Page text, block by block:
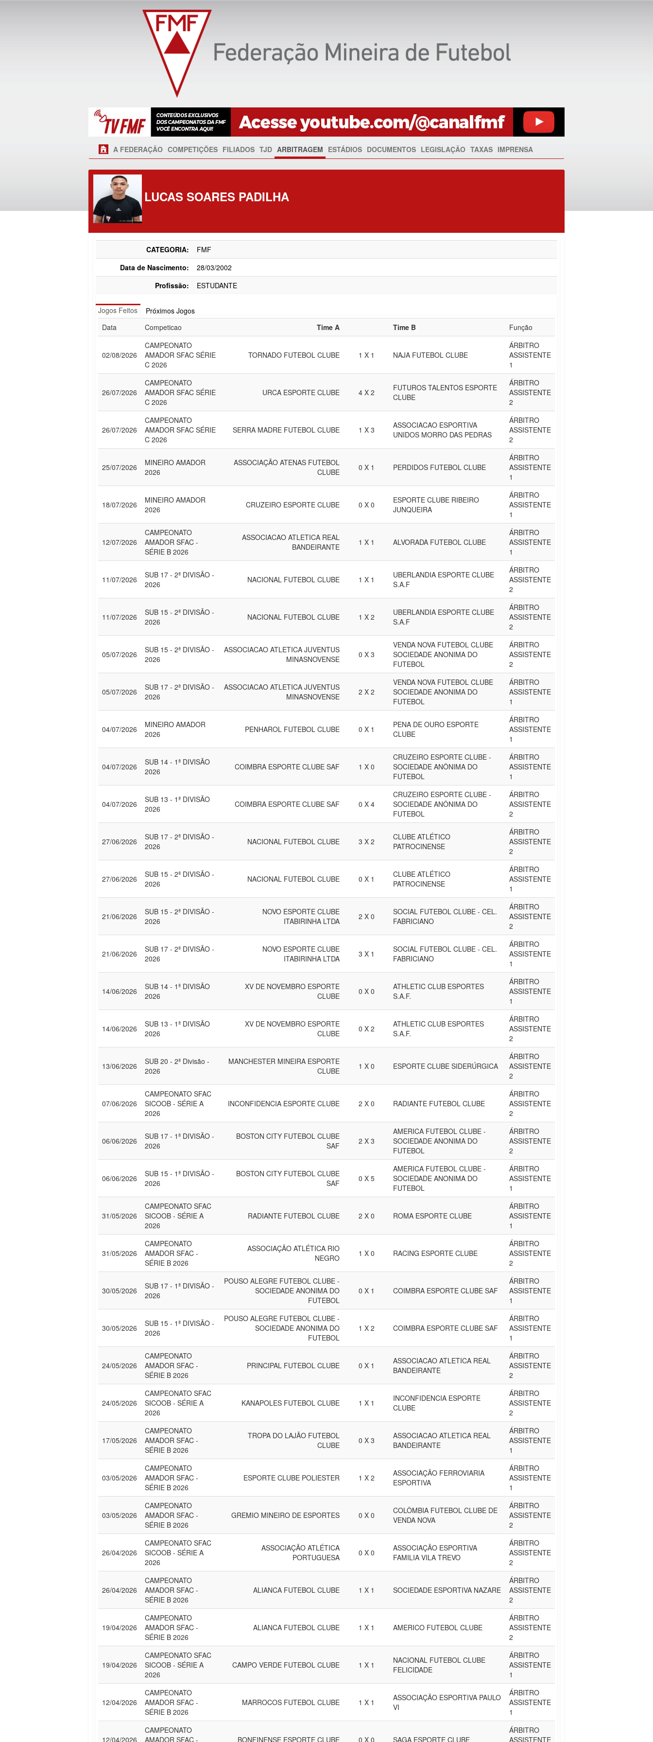
A FEDERAÇÃO COMPETIÇÕES FILIADOS TJD ARBITRAGEM ESTÁDIOS DOCUMENTOS LEGISLAÇÃO TAXAS IMPRENSA
LUCAS SOARES PADILHA
CATEGORIA:
FMF
Data de Nascimento:
28/03/2002
Profissão:
ESTUDANTE
Jogos Feitos
Próximos Jogos
Data
Competicao Time A Time B Função
02/08/2026
CAMPEONATO
AMADOR SFAC SÉRIE
C 2026
TORNADO FUTEBOL CLUBE 1 X 1 NAJA FUTEBOL CLUBE
ÁRBITRO
ASSISTENTE
1
26/07/2026
CAMPEONATO
AMADOR SFAC SÉRIE
C 2026
URCA ESPORTE CLUBE 4 X 2
FUTUROS TALENTOS ESPORTE
CLUBE
ÁRBITRO
ASSISTENTE
2
26/07/2026
CAMPEONATO
AMADOR SFAC SÉRIE
C 2026
SERRA MADRE FUTEBOL CLUBE 1 X 3
ASSOCIACAO ESPORTIVA
UNIDOS MORRO DAS PEDRAS
ÁRBITRO
ASSISTENTE
2
25/07/2026
MINEIRO AMADOR
2026
ASSOCIAÇÃO ATENAS FUTEBOL
CLUBE
0 X 1 PERDIDOS FUTEBOL CLUBE
ÁRBITRO
ASSISTENTE
1
18/07/2026
MINEIRO AMADOR
2026
CRUZEIRO ESPORTE CLUBE 0 X 0
ESPORTE CLUBE RIBEIRO
JUNQUEIRA
ÁRBITRO
ASSISTENTE
1
12/07/2026
CAMPEONATO
AMADOR SFAC -
SÉRIE B 2026
ASSOCIACAO ATLETICA REAL
BANDEIRANTE
1 X 1 ALVORADA FUTEBOL CLUBE
ÁRBITRO
ASSISTENTE
1
11/07/2026
SUB 17 - 2ª DIVISÃO -
2026
NACIONAL FUTEBOL CLUBE 1 X 1
UBERLANDIA ESPORTE CLUBE
S.A.F
ÁRBITRO
ASSISTENTE
2
11/07/2026
SUB 15 - 2ª DIVISÃO -
2026
NACIONAL FUTEBOL CLUBE 1 X 2
UBERLANDIA ESPORTE CLUBE
S.A.F
ÁRBITRO
ASSISTENTE
2
05/07/2026
SUB 15 - 2ª DIVISÃO -
2026
ASSOCIACAO ATLETICA JUVENTUS
MINASNOVENSE
0 X 3
VENDA NOVA FUTEBOL CLUBE
SOCIEDADE ANONIMA DO
FUTEBOL
ÁRBITRO
ASSISTENTE
2
05/07/2026
SUB 17 - 2ª DIVISÃO -
2026
ASSOCIACAO ATLETICA JUVENTUS
MINASNOVENSE
2 X 2
VENDA NOVA FUTEBOL CLUBE
SOCIEDADE ANONIMA DO
FUTEBOL
ÁRBITRO
ASSISTENTE
1
04/07/2026
MINEIRO AMADOR
2026
PENHAROL FUTEBOL CLUBE 0 X 1
PENA DE OURO ESPORTE
CLUBE
ÁRBITRO
ASSISTENTE
1
04/07/2026
SUB 14 - 1ª DIVISÃO
2026
COIMBRA ESPORTE CLUBE SAF 1 X 0
CRUZEIRO ESPORTE CLUBE -
SOCIEDADE ANÔNIMA DO
FUTEBOL
ÁRBITRO
ASSISTENTE
1
04/07/2026
SUB 13 - 1ª DIVISÃO
2026
COIMBRA ESPORTE CLUBE SAF 0 X 4
CRUZEIRO ESPORTE CLUBE -
SOCIEDADE ANÔNIMA DO
FUTEBOL
ÁRBITRO
ASSISTENTE
2
27/06/2026
SUB 17 - 2ª DIVISÃO -
2026
NACIONAL FUTEBOL CLUBE 3 X 2
CLUBE ATLÉTICO
PATROCINENSE
ÁRBITRO
ASSISTENTE
2
27/06/2026
SUB 15 - 2ª DIVISÃO -
2026
NACIONAL FUTEBOL CLUBE 0 X 1
CLUBE ATLÉTICO
PATROCINENSE
ÁRBITRO
ASSISTENTE
1
21/06/2026
SUB 15 - 2ª DIVISÃO -
2026
NOVO ESPORTE CLUBE
ITABIRINHA LTDA
2 X 0
SOCIAL FUTEBOL CLUBE - CEL.
FABRICIANO
ÁRBITRO
ASSISTENTE
2
21/06/2026
SUB 17 - 2ª DIVISÃO -
2026
NOVO ESPORTE CLUBE
ITABIRINHA LTDA
3 X 1
SOCIAL FUTEBOL CLUBE - CEL.
FABRICIANO
ÁRBITRO
ASSISTENTE
1
14/06/2026
SUB 14 - 1ª DIVISÃO
2026
XV DE NOVEMBRO ESPORTE
CLUBE
0 X 0
ATHLETIC CLUB ESPORTES
S.A.F.
ÁRBITRO
ASSISTENTE
1
14/06/2026
SUB 13 - 1ª DIVISÃO
2026
XV DE NOVEMBRO ESPORTE
CLUBE
0 X 2
ATHLETIC CLUB ESPORTES
S.A.F.
ÁRBITRO
ASSISTENTE
2
13/06/2026
SUB 20 - 2ª Divisão -
2026
MANCHESTER MINEIRA ESPORTE
CLUBE
1 X 0 ESPORTE CLUBE SIDERÚRGICA
ÁRBITRO
ASSISTENTE
2
07/06/2026
CAMPEONATO SFAC
SICOOB - SÉRIE A
2026
INCONFIDENCIA ESPORTE CLUBE 2 X 0 RADIANTE FUTEBOL CLUBE
ÁRBITRO
ASSISTENTE
2
06/06/2026
SUB 17 - 1ª DIVISÃO -
2026
BOSTON CITY FUTEBOL CLUBE
SAF
2 X 3
AMERICA FUTEBOL CLUBE -
SOCIEDADE ANONIMA DO
FUTEBOL
ÁRBITRO
ASSISTENTE
2
06/06/2026
SUB 15 - 1ª DIVISÃO -
2026
BOSTON CITY FUTEBOL CLUBE
SAF
0 X 5
AMERICA FUTEBOL CLUBE -
SOCIEDADE ANONIMA DO
FUTEBOL
ÁRBITRO
ASSISTENTE
1
31/05/2026
CAMPEONATO SFAC
SICOOB - SÉRIE A
2026
RADIANTE FUTEBOL CLUBE 2 X 0 ROMA ESPORTE CLUBE
ÁRBITRO
ASSISTENTE
1
31/05/2026
CAMPEONATO
AMADOR SFAC -
SÉRIE B 2026
ASSOCIAÇÃO ATLÉTICA RIO
NEGRO
1 X 0 RACING ESPORTE CLUBE
ÁRBITRO
ASSISTENTE
2
30/05/2026
SUB 17 - 1ª DIVISÃO -
2026
POUSO ALEGRE FUTEBOL CLUBE -
SOCIEDADE ANONIMA DO
FUTEBOL
0 X 1 COIMBRA ESPORTE CLUBE SAF
ÁRBITRO
ASSISTENTE
1
30/05/2026
SUB 15 - 1ª DIVISÃO -
2026
POUSO ALEGRE FUTEBOL CLUBE -
SOCIEDADE ANONIMA DO
FUTEBOL
1 X 2 COIMBRA ESPORTE CLUBE SAF
ÁRBITRO
ASSISTENTE
1
24/05/2026
CAMPEONATO
AMADOR SFAC -
SÉRIE B 2026
PRINCIPAL FUTEBOL CLUBE 0 X 1
ASSOCIACAO ATLETICA REAL
BANDEIRANTE
ÁRBITRO
ASSISTENTE
2
24/05/2026
CAMPEONATO SFAC
SICOOB - SÉRIE A
2026
KANAPOLES FUTEBOL CLUBE 1 X 1
INCONFIDENCIA ESPORTE
CLUBE
ÁRBITRO
ASSISTENTE
2
17/05/2026
CAMPEONATO
AMADOR SFAC -
SÉRIE B 2026
TROPA DO LAJÃO FUTEBOL
CLUBE
0 X 3
ASSOCIACAO ATLETICA REAL
BANDEIRANTE
ÁRBITRO
ASSISTENTE
1
03/05/2026
CAMPEONATO
AMADOR SFAC -
SÉRIE B 2026
ESPORTE CLUBE POLIESTER 1 X 2
ASSOCIAÇÃO FERROVIARIA
ESPORTIVA
ÁRBITRO
ASSISTENTE
1
03/05/2026
CAMPEONATO
AMADOR SFAC -
SÉRIE B 2026
GREMIO MINEIRO DE ESPORTES 0 X 0
COLÔMBIA FUTEBOL CLUBE DE
VENDA NOVA
ÁRBITRO
ASSISTENTE
2
26/04/2026
CAMPEONATO SFAC
SICOOB - SÉRIE A
2026
ASSOCIAÇÃO ATLÉTICA
PORTUGUESA
0 X 0
ASSOCIAÇÃO ESPORTIVA
FAMILIA VILA TREVO
ÁRBITRO
ASSISTENTE
2
26/04/2026
CAMPEONATO
AMADOR SFAC -
SÉRIE B 2026
ALIANCA FUTEBOL CLUBE 1 X 1 SOCIEDADE ESPORTIVA NAZARE
ÁRBITRO
ASSISTENTE
2
19/04/2026
CAMPEONATO
AMADOR SFAC -
SÉRIE B 2026
ALIANCA FUTEBOL CLUBE 1 X 1 AMERICO FUTEBOL CLUBE
ÁRBITRO
ASSISTENTE
2
19/04/2026
CAMPEONATO SFAC
SICOOB - SÉRIE A
2026
CAMPO VERDE FUTEBOL CLUBE 1 X 1
NACIONAL FUTEBOL CLUBE
FELICIDADE
ÁRBITRO
ASSISTENTE
1
12/04/2026
CAMPEONATO
AMADOR SFAC -
SÉRIE B 2026
MARROCOS FUTEBOL CLUBE 1 X 1
ASSOCIAÇÃO ESPORTIVA PAULO
VI
ÁRBITRO
ASSISTENTE
1
12/04/2026
CAMPEONATO
AMADOR SFAC -
BONFINENSE ESPORTE CLUBE 0 X 0 SAGA ESPORTE CLUBE
ÁRBITRO
ASSISTENTE